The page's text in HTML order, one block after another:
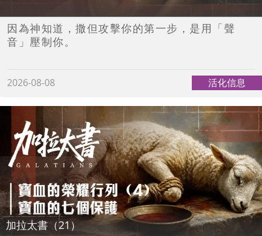
因為神知道，撒但攻擊你的第一步，是用「聲
音」壓制你。
2026-08-08 活化信息
加拉太書（21）